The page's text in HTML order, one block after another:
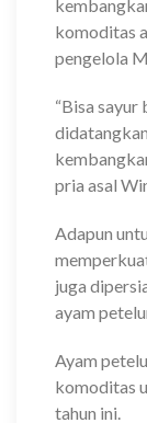
komoditas
pengelola
“Bisa sayur
pria asal
Adapun
juga
ayam
Ayam
komoditas
tahun ini.